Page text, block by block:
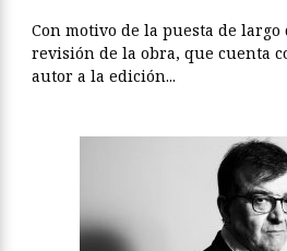
Con motivo de la puesta de largo
revisión de la obra, que cuenta
autor a la edición...